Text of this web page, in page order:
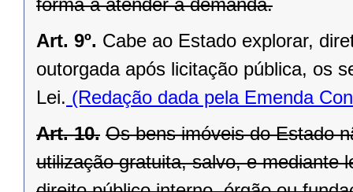
Art. 9º. Cabe ao Estado explorar,
outorgada após licitação pública, os
Lei. (Redação dada pela Emenda
Art. 10. Os bens imóveis do Estado
utilização gratuita, salvo, e mediante